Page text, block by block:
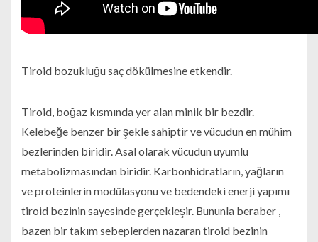
Tiroid bozukluğu saç dökülmesine etkendir.
Tiroid, boğaz kısmında yer alan minik bir bezdir.
Kelebeğe benzer bir şekle sahiptir ve vücudun en mühim
bezlerinden biridir. Asal olarak vücudun uyumlu
metabolizmasından biridir. Karbonhidratların, yağların
ve proteinlerin modülasyonu ve bedendeki enerji yapımı
tiroid bezinin sayesinde gerçekleşir. Bununla beraber ,
bazen bir takım sebeplerden nazaran tiroid bezinin